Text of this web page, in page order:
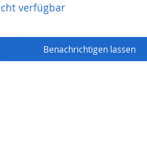
verfügbar
Benachrichtigen lassen